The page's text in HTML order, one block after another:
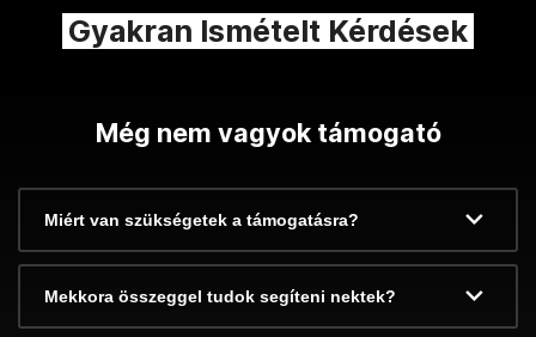
Gyakran Ismételt Kérdések
Még nem vagyok támogató
Miért van szükségetek a támogatásra?
Mekkora összeggel tudok segíteni nektek?